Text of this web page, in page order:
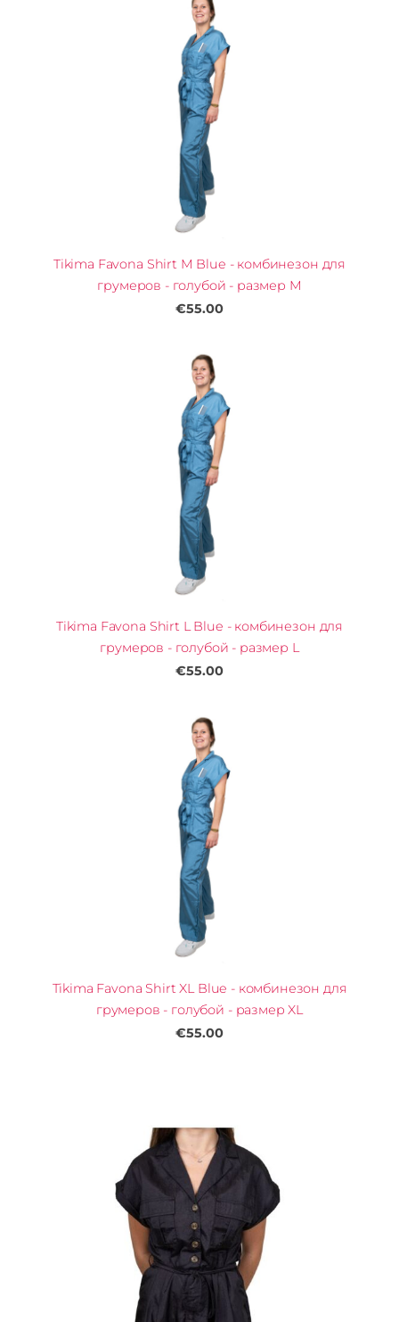
Tikima Favona Shirt M Blue - комбинезон для
грумеров - голубой - размер M
€55.00
Tikima Favona Shirt L Blue - комбинезон для
грумеров - голубой - размер L
€55.00
Tikima Favona Shirt XL Blue - комбинезон для
грумеров - голубой - размер XL
€55.00